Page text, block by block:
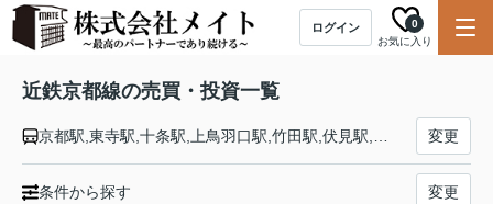
ログイン
お気に入り
0
近鉄京都線の売買・投資一覧
変更
条件から探す 変更